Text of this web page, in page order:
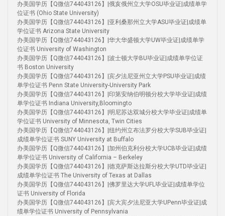
办美国学历【Q微信744043126】|俄亥俄州立大学OSU毕业证|成绩单学
位证书 (Ohio State University)
办美国学历【Q微信744043126】|亚利桑那州立大学ASU毕业证|成绩单
学位证书 Arizona State University
办美国学历【Q微信744043126】|华大华盛顿大学UW毕业证|成绩单学
位证书 University of Washington
办美国学历【Q微信744043126】|波士顿大学BU毕业证|成绩单学位证
书 Boston University
办美国学历【Q微信744043126】|宾夕法尼亚州立大学PSU毕业证|成绩
单学位证书 Penn State University-University Park
办美国学历【Q微信744043126】|印第安纳伯明顿分校大学毕业证|成绩
单学位证书 Indiana University,Bloomingto
办美国学历【Q微信744043126】|明尼苏达双城分校大学毕业证|成绩单
学位证书 University of Minnesota, Twin Cities
办美国学历【Q微信744043126】|纽约州立布法罗分校大学SUB毕业证|
成绩单学位证书 SUNY University at Buffalo
办美国学历【Q微信744043126】|加州伯克利分校大学UCB毕业证|成绩
单学位证书 University of California – Berkeley
办美国学历【Q微信744043126】|德克萨斯达拉斯分校大学UTD毕业证|
成绩单学位证书 The University of Texas at Dallas
办美国学历【Q微信744043126】|佛罗里达大学UFL毕业证|成绩单学位
证书 University of Florida
办美国学历【Q微信744043126】|宾大宾夕法尼亚大学UPenn毕业证|成
绩单学位证书 University of Pennsylvania